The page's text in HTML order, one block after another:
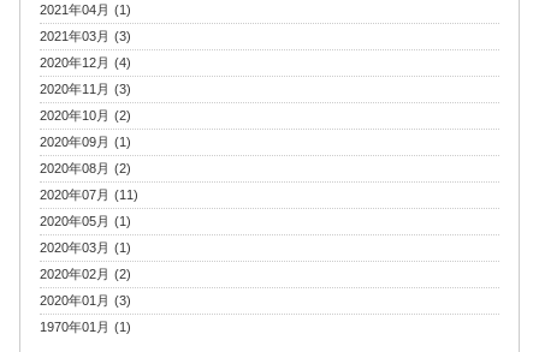
2021年04月 (1)
2021年03月 (3)
2020年12月 (4)
2020年11月 (3)
2020年10月 (2)
2020年09月 (1)
2020年08月 (2)
2020年07月 (11)
2020年05月 (1)
2020年03月 (1)
2020年02月 (2)
2020年01月 (3)
1970年01月 (1)